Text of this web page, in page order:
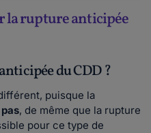
la rupture anticipée
du CDD ?
puisque la
, de même que la rupture
pour ce type de